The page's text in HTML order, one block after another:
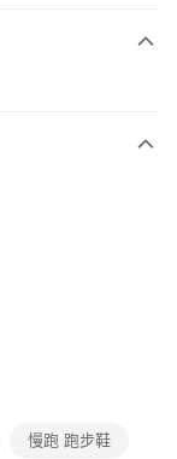
「AFTEE先享後付」
，可透過四大超商／
成。
示為準，若有關於
繫「AFTEE先享後付
support/home
慢跑 跑步鞋